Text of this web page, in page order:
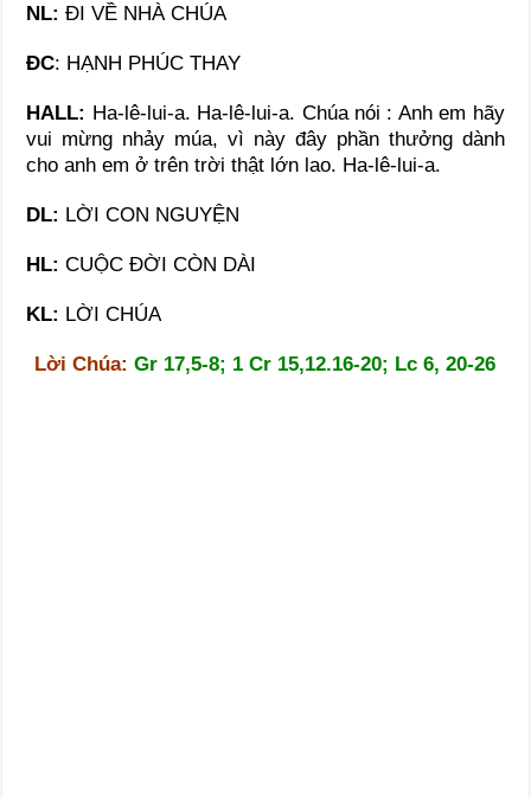
NL: ĐI VỀ NHÀ CHÚA
ĐC: HẠNH PHÚC THAY
HALL: Ha-lê-lui-a. Ha-lê-lui-a. Chúa nói : Anh em hãy
vui mừng nhảy múa, vì này đây phần thưởng dành
cho anh em ở trên trời thật lớn lao. Ha-lê-lui-a.
DL: LỜI CON NGUYỆN
HL: CUỘC ĐỜI CÒN DÀI
KL: LỜI CHÚA
Lời Chúa: Gr 17,5-8; 1 Cr 15,12.16-20; Lc 6, 20-26